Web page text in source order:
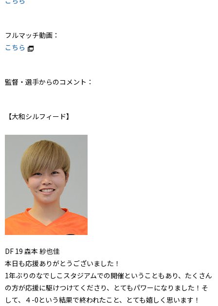
フルマッチ動画：
こちら
監督・選手からのコメント：
【大和シルフィード】
DF 19 森本 紗也佳
本日も応援ありがとうございました！
1年ぶりのなでしこスタジアムでの開催ということもあり、 たくさん
の方が応援に駆けつけてくださり、 とてもパワーになりました！そ
して、４-0という結果で終われたこと、 とても嬉しく思います！